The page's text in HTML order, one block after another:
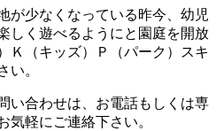
が少なくなっている昨今、幼児
しく遊べるようにと園庭を開放
Ｋ（キッズ）Ｐ（パーク）スキ
い。
い合わせは、お電話もしくは専
気軽にご連絡下さい。